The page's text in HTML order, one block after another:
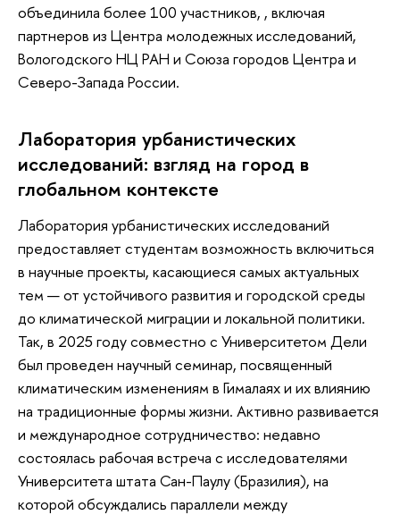
объединила более 100 участников, , включая
партнеров из Центра молодежных исследований,
Вологодского НЦ РАН и Союза городов Центра и
Северо-Запада России.
Лаборатория урбанистических
исследований: взгляд на город в
глобальном контексте
Лаборатория урбанистических исследований
предоставляет студентам возможность включиться
в научные проекты, касающиеся самых актуальных
тем — от устойчивого развития и городской среды
до климатической миграции и локальной политики.
Так, в 2025 году совместно с Университетом Дели
был проведен научный семинар, посвященный
климатическим изменениям в Гималаях и их влиянию
на традиционные формы жизни. Активно развивается
и международное сотрудничество: недавно
состоялась рабочая встреча с исследователями
Университета штата Сан-Паулу (Бразилия), на
которой обсуждались параллели между